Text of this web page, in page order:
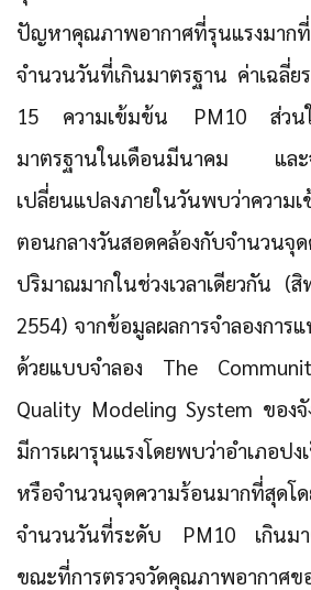
ปัญหาคุณภาพอากาศที่รุนแรง
จำนวนวันที่เกินมาตรฐาน ค่าเฉลี่ย
15 ความเข้มข้น PM10 ส่วนใ
มาตรฐานในเดือนมีนาคม และจ
เปลี่ยนแปลงภายในวันพบว่าความ
ตอนกลางวันสอดคล้องกับจำนวนจุ
ปริมาณมากในช่วงเวลาเดียวกัน (
2554) จากข้อมูลผลการจำลองการ
ด้วยแบบจำลอง The
Quality Modeling System ของจั
มีการเผารุนแรงโดยพบว่าอำเภอป
หรือจำนวนจุดความร้อนมากที่สุดโ
จำนวนวันที่ระดับ PM10 เกินมา
ขณะที่การตรวจวัดคุณภาพอากาศข